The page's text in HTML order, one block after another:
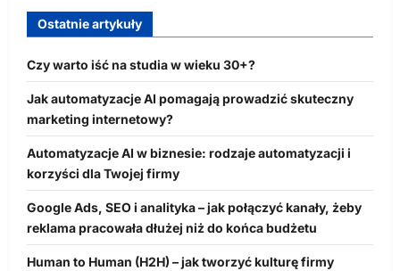
Ostatnie artykuły
Czy warto iść na studia w wieku 30+?
Jak automatyzacje AI pomagają prowadzić skuteczny
marketing internetowy?
Automatyzacje AI w biznesie: rodzaje automatyzacji i
korzyści dla Twojej firmy
Google Ads, SEO i analityka – jak połączyć kanały, żeby
reklama pracowała dłużej niż do końca budżetu
Human to Human (H2H) – jak tworzyć kulturę firmy